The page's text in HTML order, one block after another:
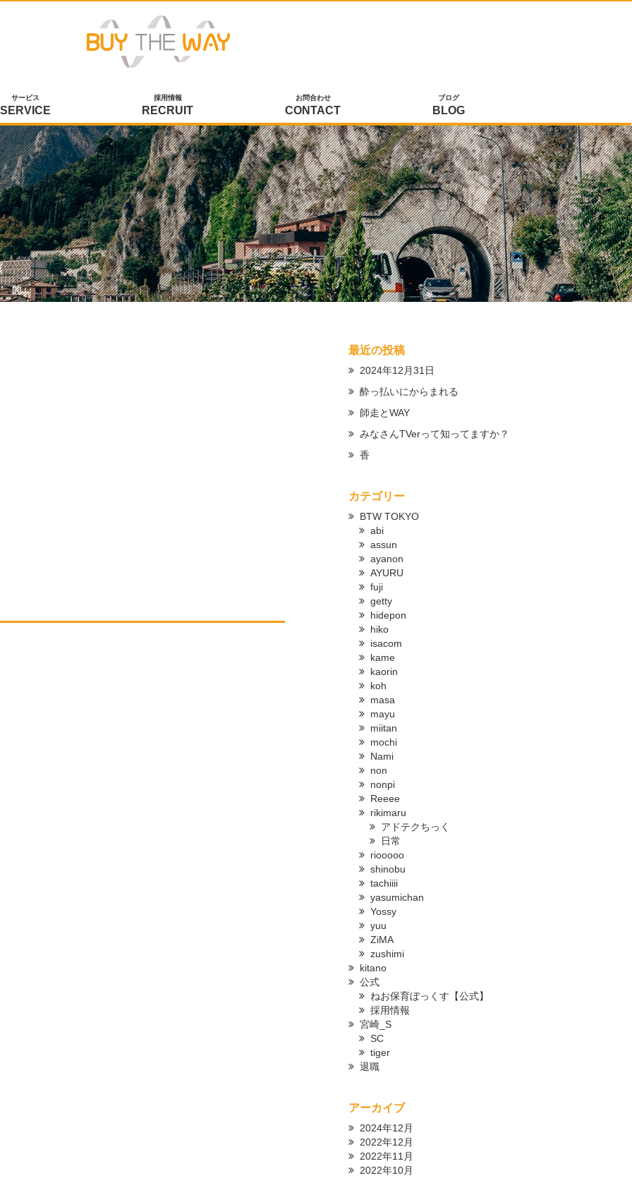
サービス
SERVICE
採用情報
RECRUIT
お問合わせ
CONTACT
ブログ
BLOG
最近の投稿
2024年12月31日
酔っ払いにからまれる
師走とWAY
みなさんTVerって知ってますか？
香
カテゴリー
BTW TOKYO
abi
assun
ayanon
AYURU
fuji
getty
hidepon
hiko
isacom
kame
kaorin
koh
masa
mayu
miitan
mochi
Nami
non
nonpi
Reeee
rikimaru
アドテクちっく
日常
riooooo
shinobu
tachiiii
yasumichan
Yossy
yuu
ZiMA
zushimi
kitano
公式
ねお保育ぼっくす【公式】
採用情報
宮崎_S
SC
tiger
退職
アーカイブ
2024年12月
2022年12月
2022年11月
2022年10月